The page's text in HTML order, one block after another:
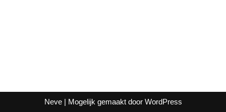
Neve| Mogelijk gemaakt door WordPress